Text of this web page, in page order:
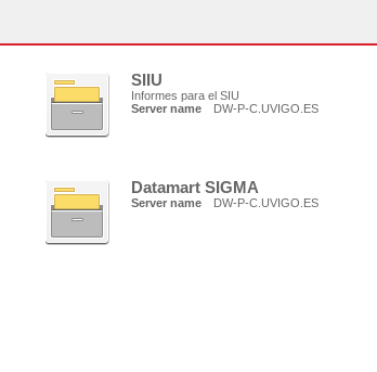
SIIU
Informes para el SIU
Server name
DW-P-C.UVIGO.ES
Datamart SIGMA
Server name DW-P-C.UVIGO.ES